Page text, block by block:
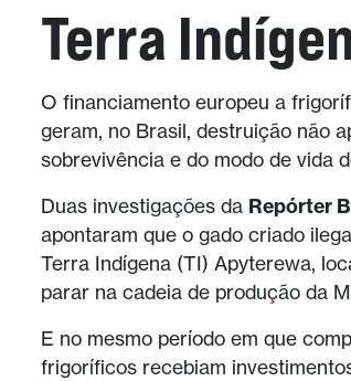
Terra
O financiamento europeu a
geram, no Brasil, destruição não
sobrevivência e do modo de vida
Duas investigações da Repórter
apontaram que o gado criado
Terra Indígena (TI) Apyterewa,
parar na cadeia de produção da
E no mesmo período em que
frigoríficos recebiam